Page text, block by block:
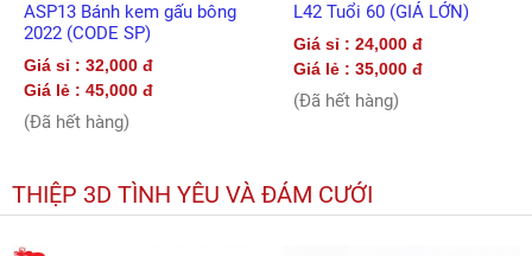
ASP13 Bánh kem gấu bông
2022 (CODE SP)
Giá sỉ : 32,000 đ
Giá lẻ : 45,000 đ
(Đã hết hàng)
L42 Tuổi 60 (GIÁ LỚN)
Giá sỉ : 24,000 đ
Giá lẻ : 35,000 đ
(Đã hết hàng)
THIỆP 3D TÌNH YÊU VÀ ĐÁM CƯỚI